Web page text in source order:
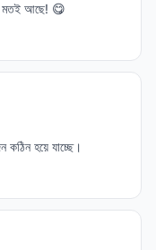
মতই আছে! 😋
কঠিন হয়ে যাচ্ছে।